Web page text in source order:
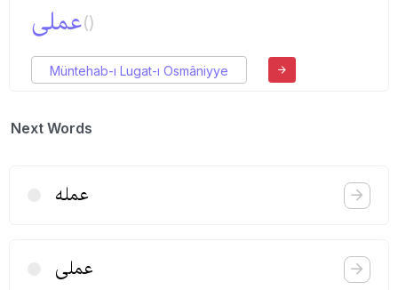
عملی()
Müntehab-ı Lugat-ı Osmâniyye
Next Words
عمله
عملی